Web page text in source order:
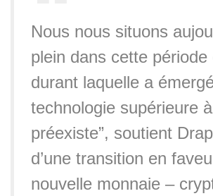
Nous nous situons
plein dans cette période
durant laquelle a
technologie supérieure
préexiste”, soutient
d’une transition en
nouvelle monnaie –